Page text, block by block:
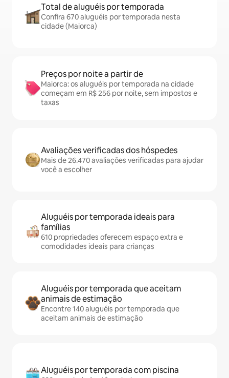
Total de aluguéis por temporada
Confira 670 aluguéis por temporada nesta
cidade (Maiorca)
Preços por noite a partir de
Maiorca: os aluguéis por temporada na cidade
começam em R$ 256 por noite, sem impostos e
taxas
Avaliações verificadas dos hóspedes
Mais de 26.470 avaliações verificadas para ajudar
você a escolher
Aluguéis por temporada ideais para
famílias
610 propriedades oferecem espaço extra e
comodidades ideais para crianças
Aluguéis por temporada que aceitam
animais de estimação
Encontre 140 aluguéis por temporada que
aceitam animais de estimação
Aluguéis por temporada com piscina